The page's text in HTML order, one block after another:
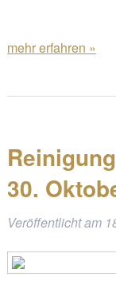
mehr erfahren »
30.
Veröffentlicht am